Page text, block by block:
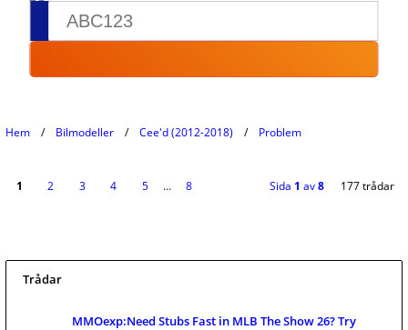
Hem Bilmodeller Cee'd (2012-2018) Problem
1 2 3 4 5 … 8 Sida 1 av8 177 trådar
Trådar
MMOexp:Need Stubs Fast in MLB The Show 26? Try